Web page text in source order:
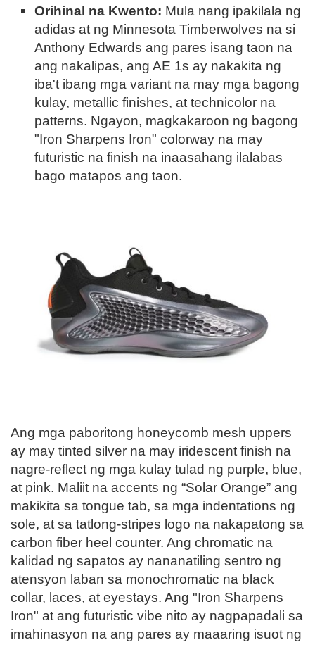
Orihinal na Kwento: Mula nang ipakilala ng
adidas at ng Minnesota Timberwolves na si
Anthony Edwards ang pares isang taon na
ang nakalipas, ang AE 1s ay nakakita ng
iba't ibang mga variant na may mga bagong
kulay, metallic finishes, at technicolor na
patterns. Ngayon, magkakaroon ng bagong
"Iron Sharpens Iron" colorway na may
futuristic na finish na inaasahang ilalabas
bago matapos ang taon.
Ang mga paboritong honeycomb mesh uppers
ay may tinted silver na may iridescent finish na
nagre-reflect ng mga kulay tulad ng purple, blue,
at pink. Maliit na accents ng “Solar Orange” ang
makikita sa tongue tab, sa mga indentations ng
sole, at sa tatlong-stripes logo na nakapatong sa
carbon fiber heel counter. Ang chromatic na
kalidad ng sapatos ay nananatiling sentro ng
atensyon laban sa monochromatic na black
collar, laces, at eyestays. Ang "Iron Sharpens
Iron" at ang futuristic vibe nito ay nagpapadali sa
imahinasyon na ang pares ay maaaring isuot ng